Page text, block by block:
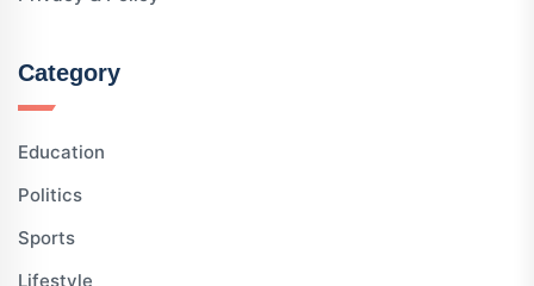
Category
Education
Politics
Sports
Lifestyle